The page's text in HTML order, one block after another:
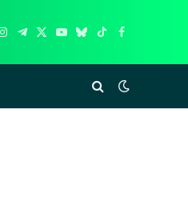
Instagram
Telegram
X
YouTube
Bluesky
TikTokFacebook